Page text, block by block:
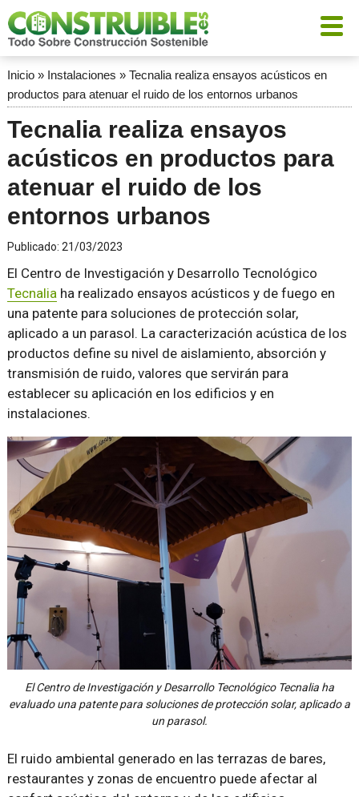
Inicio» Instalaciones » Tecnalia realiza ensayos acústicos en
productos para atenuar el ruido de los entornos urbanos
Tecnalia realiza ensayos
acústicos en productos para
atenuar el ruido de los
entornos urbanos
Publicado: 21/03/2023
El Centro de Investigación y Desarrollo Tecnológico
Tecnaliaha realizado ensayos acústicos y de fuego en
una patente para soluciones de protección solar,
aplicado a un parasol. La caracterización acústica de los
productos define su nivel de aislamiento, absorción y
transmisión de ruido, valores que servirán para
establecer su aplicación en los edificios y en
instalaciones.
El Centro de Investigación y Desarrollo Tecnológico Tecnalia ha
evaluado una patente para soluciones de protección solar, aplicado a
un parasol.
El ruido ambiental generado en las terrazas de bares,
restaurantes y zonas de encuentro puede afectar al